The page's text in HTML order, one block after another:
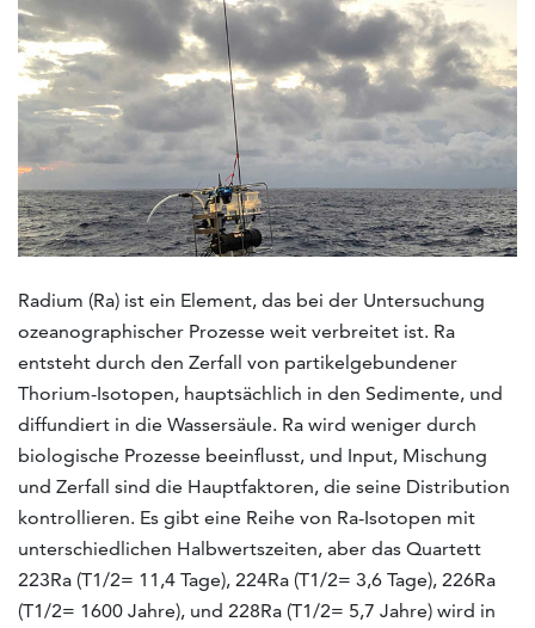
Radium (Ra) ist ein Element, das bei der Untersuchung
ozeanographischer Prozesse weit verbreitet ist. Ra
entsteht durch den Zerfall von partikelgebundener
Thorium-Isotopen, hauptsächlich in den Sedimente, und
diffundiert in die Wassersäule. Ra wird weniger durch
biologische Prozesse beeinflusst, und Input, Mischung
und Zerfall sind die Hauptfaktoren, die seine Distribution
kontrollieren. Es gibt eine Reihe von Ra-Isotopen mit
unterschiedlichen Halbwertszeiten, aber das Quartett
223Ra (T1/2= 11,4 Tage), 224Ra (T1/2= 3,6 Tage), 226Ra
(T1/2= 1600 Jahre), und 228Ra (T1/2= 5,7 Jahre) wird in